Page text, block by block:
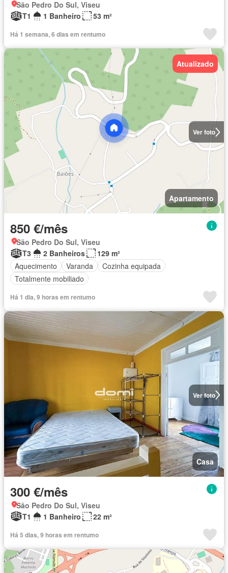
São Pedro Do Sul, Viseu
T1
1 Banheiro 53 m²
Há 1 semana, 6 dias em rentumo
Ver foto
Atualizado
Apartamento
850 €/mês
São Pedro Do Sul, Viseu
T3
2 Banheiros
129 m²
Aquecimento
Varanda
Cozinha equipada
Totalmente mobiliado
Há 1 dia, 9 horas em rentumo
Ver foto
Casa
300 €/mês
São Pedro Do Sul, Viseu
T1
1 Banheiro 22 m²
Há 5 dias, 9 horas em rentumo